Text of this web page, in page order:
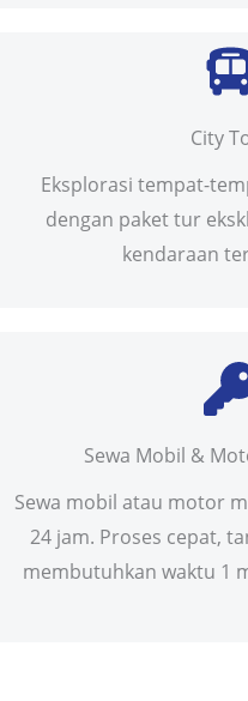
City
Eksplorasi tempat-
dengan paket tur
kendaraan
Sewa Mobil &
Sewa mobil atau motor
24 jam. Proses cepat,
membutuhkan waktu 1